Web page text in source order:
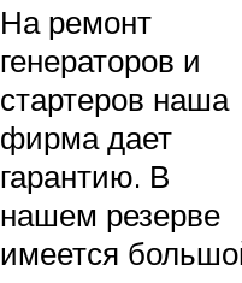
На ремонт
генераторов и
стартеров наша
фирма дает
гарантию. В
нашем резерве
имеется